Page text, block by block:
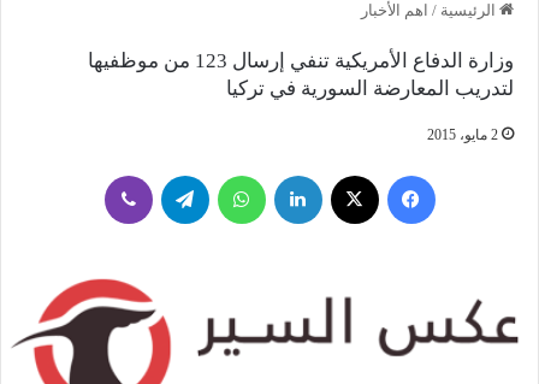
الرئيسية / اهم الأخبار
وزارة الدفاع الأمريكية تنفي إرسال 123 من موظفيها
لتدريب المعارضة السورية في تركيا
2 مايو، 2015
فيسبوك لينكدإن واتساب تيلقرام